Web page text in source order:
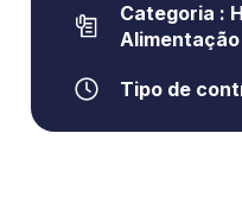
Categoria :
Tipo de